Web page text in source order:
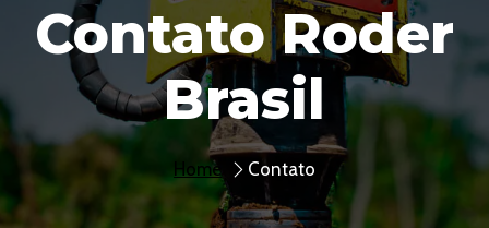
Contato Roder
Brasil
Home Contato